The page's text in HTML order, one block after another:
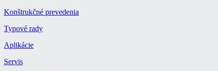
Konštrukčné prevedenia
Typové rady
Aplikácie
Servis